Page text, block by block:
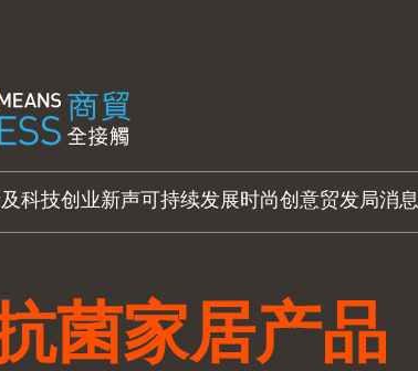
科技创业新声可持续发展时尚创意贸发局消息
菌家居产品